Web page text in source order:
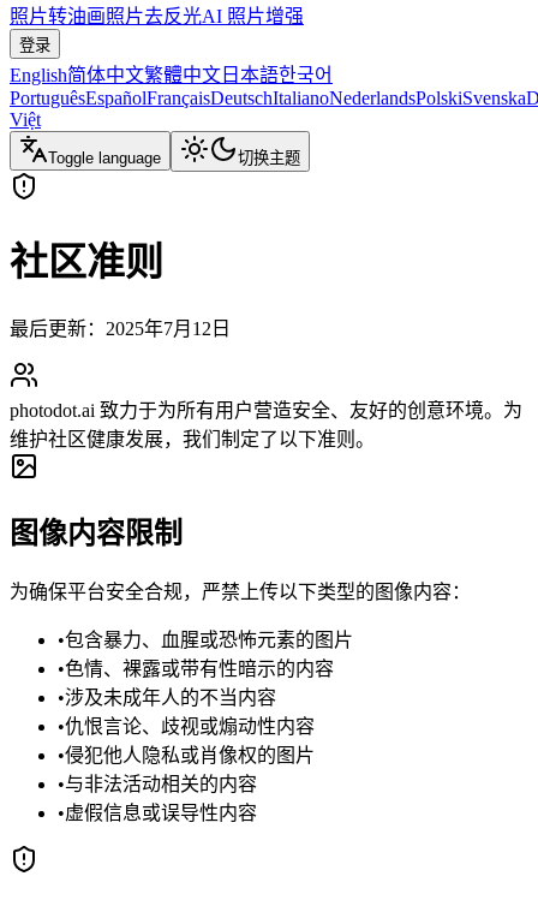
照片转油画照片去反光AI 照片增强
登录
English简体中文繁體中文 日本語한국어
PortuguêsEspañolFrançaisDeutschItalianoNederlandsPolskiSvenska
Việt
Toggle language 切换主题
社区准则
最后更新：2025年7月12日
photodot.ai 致力于为所有用户营造安全、友好的创意环境。为
维护社区健康发展，我们制定了以下准则。
图像内容限制
为确保平台安全合规，严禁上传以下类型的图像内容：
•包含暴力、血腥或恐怖元素的图片
•色情、裸露或带有性暗示的内容
•涉及未成年人的不当内容
•仇恨言论、歧视或煽动性内容
•侵犯他人隐私或肖像权的图片
•与非法活动相关的内容
•虚假信息或误导性内容